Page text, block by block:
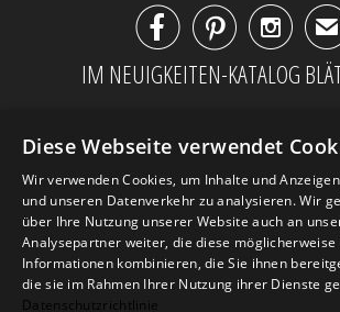

IM NEUIGKEITEN-KATALOG
Diese Webseite verwendet
Wir verwenden Cookies, um Inhalte und
und unseren Datenverkehr zu analysieren. Wir
über Ihre Nutzung unserer Website auch an
Analysepartner weiter, die diese
Informationen kombinieren, die Sie ihnen
die sie im Rahmen Ihrer Nutzung ihrer Dienste
Datenschutzrichtlinie